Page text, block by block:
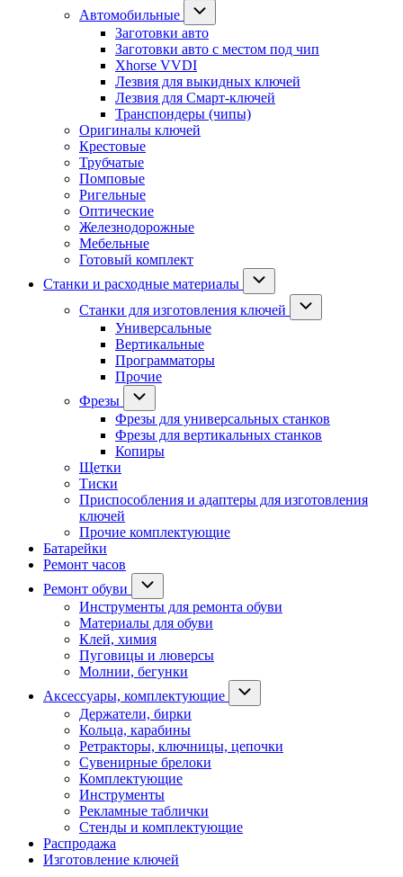
Автомобильные
Заготовки авто
Заготовки авто с местом под чип
Xhorse VVDI
Лезвия для выкидных ключей
Лезвия для Смарт-ключей
Транспондеры (чипы)
Оригиналы ключей
Крестовые
Трубчатые
Помповые
Ригельные
Оптические
Железнодорожные
Мебельные
Готовый комплект
Станки и расходные материалы
Станки для изготовления ключей
Универсальные
Вертикальные
Программаторы
Прочие
Фрезы
Фрезы для универсальных станков
Фрезы для вертикальных станков
Копиры
Щетки
Тиски
Приспособления и адаптеры для изготовления
ключей
Прочие комплектующие
Батарейки
Ремонт часов
Ремонт обуви
Инструменты для ремонта обуви
Материалы для обуви
Клей, химия
Пуговицы и люверсы
Молнии, бегунки
Аксессуары, комплектующие
Держатели, бирки
Кольца, карабины
Ретракторы, ключницы, цепочки
Сувенирные брелоки
Комплектующие
Инструменты
Рекламные таблички
Стенды и комплектующие
Распродажа
Изготовление ключей